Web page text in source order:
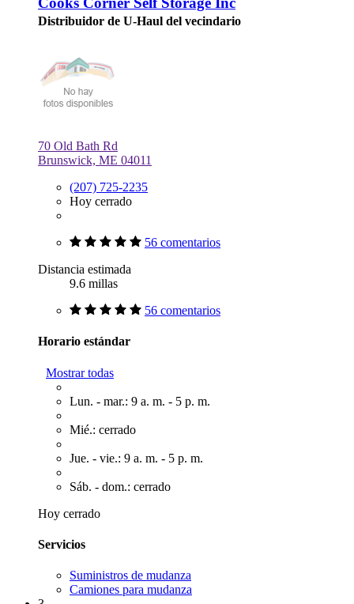
Distribuidor de U-Haul del vecindario
70 Old Bath Rd
Brunswick, ME 04011
(207) 725-2235
Hoy cerrado
56 comentarios
Distancia estimada
9.6 millas
56 comentarios
Horario estándar
Mostrar todas
Lun. - mar.: 9 a. m. - 5 p. m.
Mié.: cerrado
Jue. - vie.: 9 a. m. - 5 p. m.
Sáb. - dom.: cerrado
Hoy cerrado
Servicios
Suministros de mudanza
Camiones para mudanza